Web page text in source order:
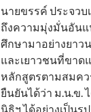
นายขรรค์ ประจว
ถึงความมุ่งมั่นอันแ
ศึกษามาอย่างยาว
และเยาวชนที่ขาด
หลักสูตรตามสมคว
ยืนยันได้ว่า ม.น.ข.
นิธิฯ ได้อย่างเป็น